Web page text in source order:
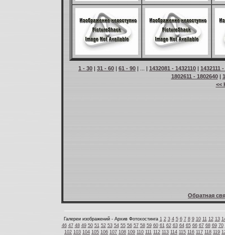
1 - 30 | 31 - 60 | 61 - 90 | ... | 1432081 - 1432110 | 1432111
1802611 - 1802640|
<<
Обратная
Галереи изображений - Архив Фотохостинга 1 2 3 4 5 6 7 8 9 10 11 12 13
46 47 48 49 50 51 52 53 54 55 56 57 58 59 60 61 62 63 64 65 66 67 68 69 70
102 103 104 105 106 107 108 109 110 111 112 113 114 115 116 117 118 119